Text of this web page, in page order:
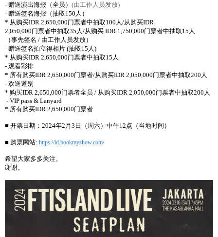
- 赠送演出海报（全员） (由工作人员发放)
- 赠送签名海报（抽取150人）
* 从购买IDR 2,650,000门票者中抽取100人/从购买IDR
2,050,000门票者中抽取35人/从购买 IDR 1,750,000门票者中抽取15人
（事先签名 / 由工作人员发放）
- 赠送签名拍立得相片 (抽取15人)
* 从购买IDR 2,650,000门票者中抽取15人
- 观看彩排
* 所有购买IDR 2,650,000门票者/从购买IDR 2,050,000门票者中抽取200人
- 欢送道别
* 购买IDR 2,650,000门票者全员 / 从购买IDR 2,050,000门票者中抽取200人
- VIP pass & Lanyard
* 所有购买IDR 2,650,000门票者
■ 开票日期：2024年2月3日（周六）中午12点（当地时间）
■ 购票网站: https://id.bookmyshow.com/
希望大家多多关注。
谢谢。